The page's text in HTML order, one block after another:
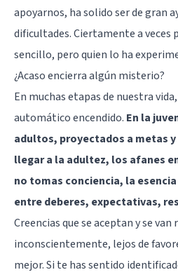
apoyarnos, ha solido ser de gran
dificultades. Ciertamente a veces
sencillo, pero quien lo ha
¿Acaso encierra algún misterio?
En muchas etapas de nuestra
automático encendido. En la
adultos, proyectados a metas
llegar a la adultez, los afanes
no tomas conciencia, la
entre deberes, expectativas,
Creencias que se aceptan y se
inconscientemente, lejos de
mejor. Si te has sentido